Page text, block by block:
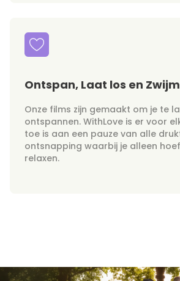
Ontspan, Laat los en
Onze films zijn gemaakt om je te
ontspannen. WithLove is er voor
toe is aan een pauze van alle
ontsnapping waarbij je alleen
relaxen.